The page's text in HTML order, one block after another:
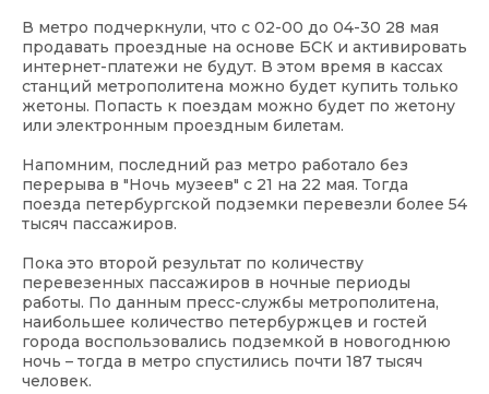
В метро подчеркнули, что с 02-00 до 04-30 28 мая
продавать проездные на основе БСК и активировать
интернет-платежи не будут. В этом время в кассах
станций метрополитена можно будет купить только
жетоны. Попасть к поездам можно будет по жетону
или электронным проездным билетам.
Напомним, последний раз метро работало без
перерыва в "Ночь музеев" с 21 на 22 мая. Тогда
поезда петербургской подземки перевезли более 54
тысяч пассажиров.
Пока это второй результат по количеству
перевезенных пассажиров в ночные периоды
работы. По данным пресс-службы метрополитена,
наибольшее количество петербуржцев и гостей
города воспользовались подземкой в новогоднюю
ночь – тогда в метро спустились почти 187 тысяч
человек.